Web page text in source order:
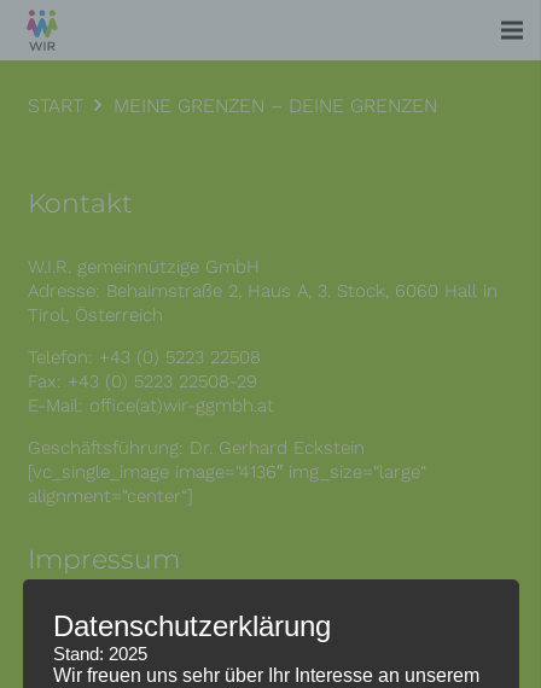
START MEINE GRENZEN – DEINE GRENZEN
Kontakt
W.I.R. gemeinnützige GmbH
Adresse: Behaimstraße 2, Haus A, 3. Stock, 6060 Hall in
Tirol, Österreich
Telefon: +43 (0) 5223 22508
Fax: +43 (0) 5223 22508-29
E-Mail: office(at)wir-ggmbh.at
Geschäftsführung: Dr. Gerhard Eckstein
[vc_single_image image=“4136″ img_size=“large“
alignment=“center“]
Impressum
Impressum
Datenschutzerklärung
HinweisgeberInnenschutzgesetz
Datenschutzerklärung
Stand: 2025
Wir freuen uns sehr über Ihr Interesse an unserem